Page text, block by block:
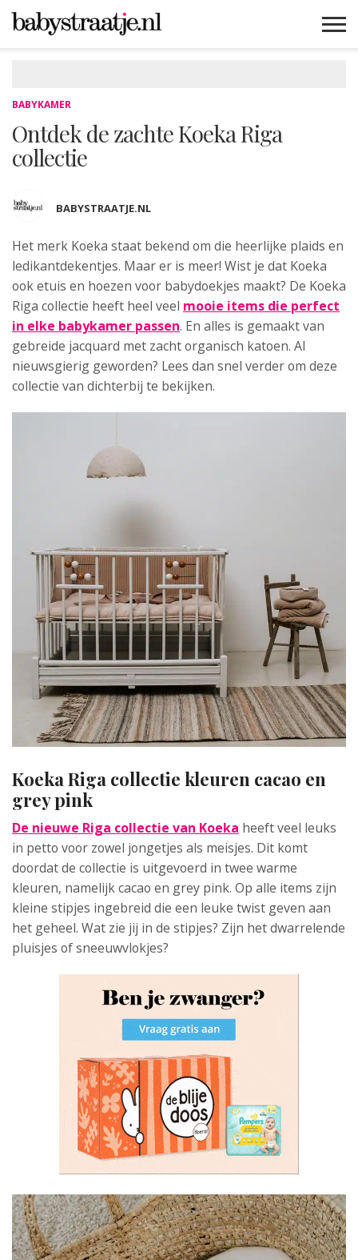
BABYKAMER
Ontdek de zachte Koeka Riga
collectie
BABYSTRAATJE.NL
Het merk Koeka staat bekend om die heerlijke plaids en
ledikantdekentjes. Maar er is meer! Wist je dat Koeka
ook etuis en hoezen voor babydoekjes maakt? De Koeka
Riga collectie heeft heel veel mooie items die perfect
in elke babykamer passen. En alles is gemaakt van
gebreide jacquard met zacht organisch katoen. Al
nieuwsgierig geworden? Lees dan snel verder om deze
collectie van dichterbij te bekijken.
Koeka Riga collectie kleuren cacao en
grey pink
De nieuwe Riga collectie van Koeka heeft veel leuks
in petto voor zowel jongetjes als meisjes. Dit komt
doordat de collectie is uitgevoerd in twee warme
kleuren, namelijk cacao en grey pink. Op alle items zijn
kleine stipjes ingebreid die een leuke twist geven aan
het geheel. Wat zie jij in de stipjes? Zijn het dwarrelende
pluisjes of sneeuwvlokjes?